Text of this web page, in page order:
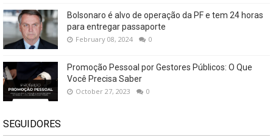
Bolsonaro é alvo de operação da PF e tem 24 horas
para entregar passaporte
February 08, 2024 0
Promoção Pessoal por Gestores Públicos: O Que
Você Precisa Saber
October 27, 2023 0
SEGUIDORES